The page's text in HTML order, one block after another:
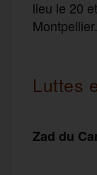
lieu le 20
Montpellier.
Luttes
Zad du